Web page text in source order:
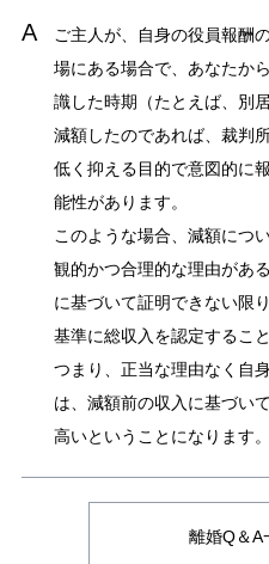
ご主人が、自身の役員報酬
場にある場合で、あなたか
識した時期（たとえば、別
減額したのであれば、裁判
低く抑える目的で意図的に
能性があります。
このような場合、減額につ
観的かつ合理的な理由があ
に基づいて証明できない限
基準に総収入を認定するこ
つまり、正当な理由なく自
は、減額前の収入に基づい
高いということになります。
離婚Q＆A